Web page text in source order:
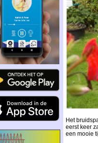
Het
eerst keer
een mooie